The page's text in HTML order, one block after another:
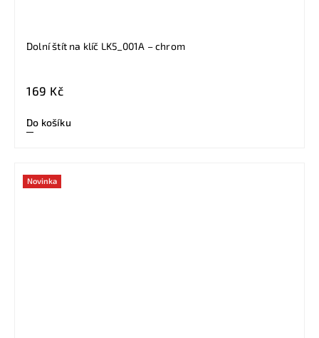
Dolní štít na klíč LK5_001A – chrom
169 Kč
Do košíku
Novinka